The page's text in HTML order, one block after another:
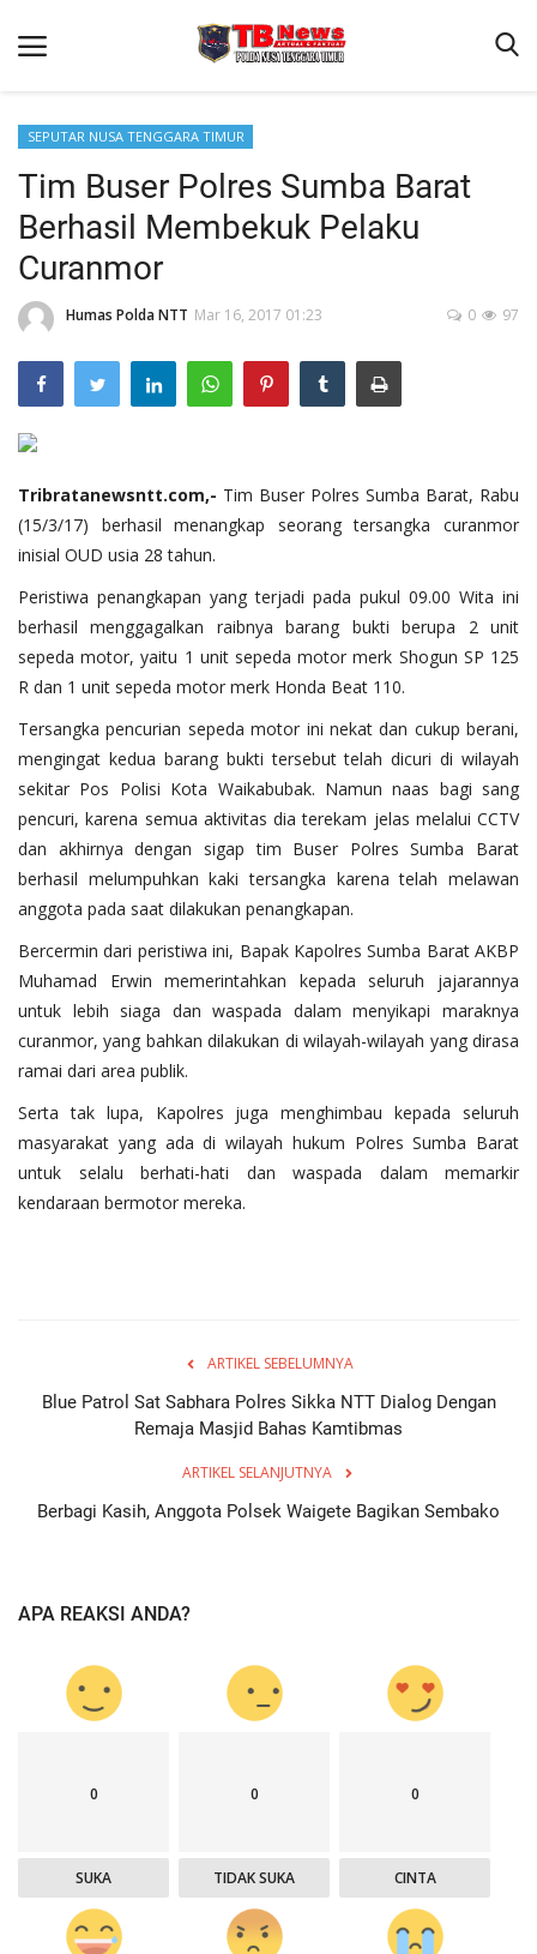
Beranda
Binkam
Terms & Conditions
Reskrim
Lantas
Polisi Kita
Mitra Polisi
Giat Ops
Link Polda NTT
SEPUTAR NUSA TENGGARA TIMUR
Tim Buser Polres Sumba Barat
Berhasil Membekuk Pelaku
Curanmor
Humas Polda NTT Mar 16, 2017 01:23 97
0
Tribratanewsntt.com,- Tim Buser Polres Sumba Barat, Rabu
(15/3/17) berhasil menangkap seorang tersangka curanmor
inisial OUD usia 28 tahun.
Peristiwa penangkapan yang terjadi pada pukul 09.00 Wita ini
berhasil menggagalkan raibnya barang bukti berupa 2 unit
sepeda motor, yaitu 1 unit sepeda motor merk Shogun SP 125
R dan 1 unit sepeda motor merk Honda Beat 110.
Tersangka pencurian sepeda motor ini nekat dan cukup berani,
mengingat kedua barang bukti tersebut telah dicuri di wilayah
sekitar Pos Polisi Kota Waikabubak. Namun naas bagi sang
pencuri, karena semua aktivitas dia terekam jelas melalui CCTV
dan akhirnya dengan sigap tim Buser Polres Sumba Barat
berhasil melumpuhkan kaki tersangka karena telah melawan
anggota pada saat dilakukan penangkapan.
Bercermin dari peristiwa ini, Bapak Kapolres Sumba Barat AKBP
Muhamad Erwin memerintahkan kepada seluruh jajarannya
untuk lebih siaga dan waspada dalam menyikapi maraknya
curanmor, yang bahkan dilakukan di wilayah-wilayah yang dirasa
ramai dari area publik.
Serta tak lupa, Kapolres juga menghimbau kepada seluruh
masyarakat yang ada di wilayah hukum Polres Sumba Barat
untuk selalu berhati-hati dan waspada dalam memarkir
kendaraan bermotor mereka.
ARTIKEL SEBELUMNYA
Blue Patrol Sat Sabhara Polres Sikka NTT Dialog Dengan
Remaja Masjid Bahas Kamtibmas
ARTIKEL SELANJUTNYA
Berbagi Kasih, Anggota Polsek Waigete Bagikan Sembako
APA REAKSI ANDA?
0
SUKA
0
TIDAK SUKA
0
CINTA